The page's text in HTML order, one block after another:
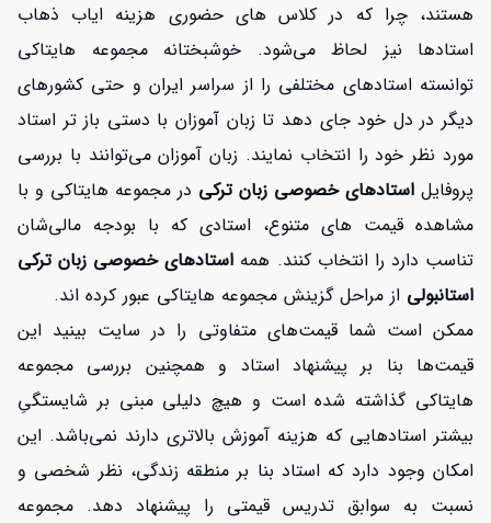
هستند، چرا که در کلاس های حضوری هزینه ایاب ذهاب
استادها نیز لحاظ می‌شود. خوشبختانه مجموعه هایتاکی
توانسته استادهای مختلفی را از سراسر ایران و حتی کشورهای
دیگر در دل خود جای دهد تا زبان آموزان با دستی باز تر استاد
مورد نظر خود را انتخاب نمایند. زبان آموزان می‌توانند با بررسی
پروفایل استادهای خصوصی زبان ترکی در مجموعه هایتاکی و با
مشاهده قیمت های متنوع، استادی که با بودجه مالی‌شان
تناسب دارد را انتخاب کنند. همه استادهای خصوصی زبان ترکی
استانبولی از مراحل گزینش مجموعه هایتاکی عبور کرده اند.
ممکن است شما قیمت‌های متفاوتی را در سایت بینید این
قیمت‌ها بنا بر پیشنهاد استاد و همچنین بررسی مجموعه
هایتاکی گذاشته شده است و هیچ دلیلی مبنی بر شایستگیِ
بیشتر استادهایی که هزینه آموزش بالاتری دارند نمی‌باشد. این
امکان وجود دارد که استاد بنا بر منطقه زندگی، نظر شخصی‌ و
نسبت به سوابق تدریس قیمتی را پیشنهاد دهد. مجموعه